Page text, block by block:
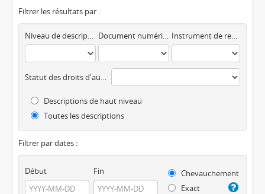
Filtrer les résultats par :
Niveau de description Document numérique disponible Instrument de recherche
Statut des droits d'auteur
Descriptions de haut niveau
Toutes les descriptions
Filtrer par dates :
Début Fin
Chevauchement
Exact